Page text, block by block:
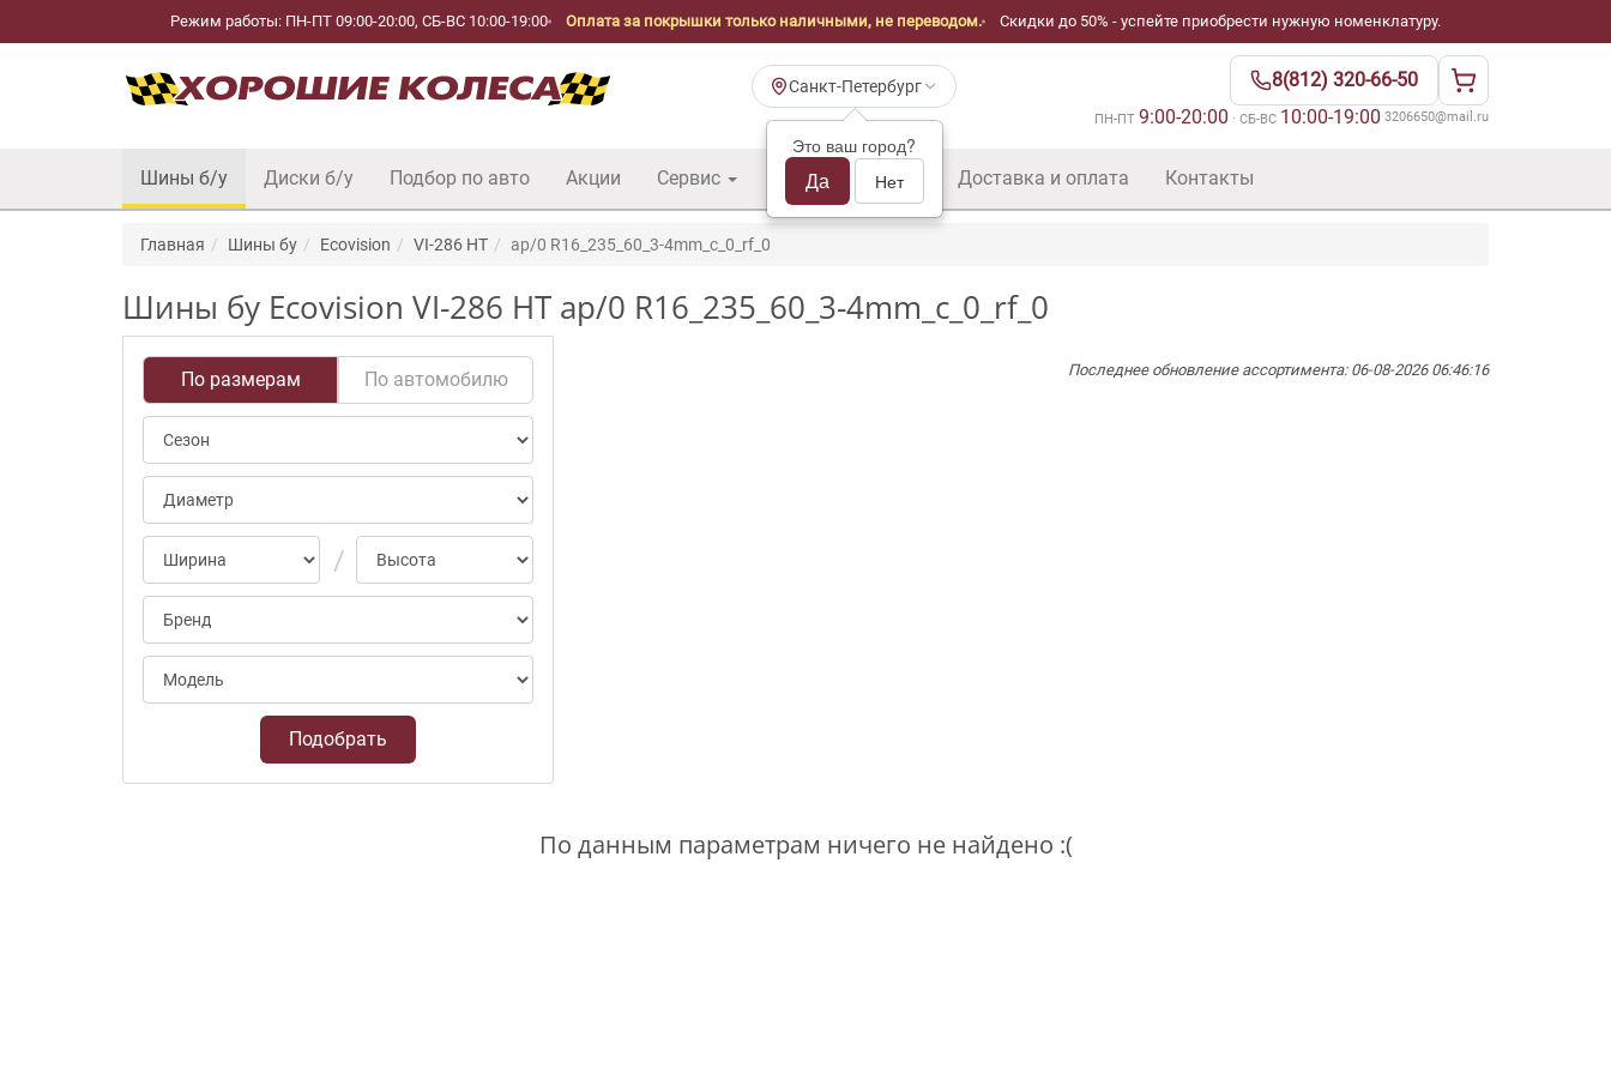
Режим работы: ПН-ПТ 09:00-20:00, СБ-ВС 10:00-19:00 Оплата за покрышки только наличными, не переводом. Скидки до 50% - успейте приобрести нужную номенклатуру.
Санкт-Петербург
Это ваш город?
Да Нет
8(812) 320-66-50
ПН-ПТ 9:00-20:00 · СБ-ВС 10:00-19:00·3206650@mail.ru
Шины б/у Диски б/у Подбор по авто Акции Сервис Шины б/у оптом Доставка и оплата Контакты
Главная Шины бу Ecovision VI-286 HT ap/0 R16_235_60_3-4mm_c_0_rf_0
Шины бу Ecovision VI-286 HT ap/0 R16_235_60_3-4mm_c_0_rf_0
По размерам По автомобилю
Подобрать
Последнее обновление ассортимента: 06-08-2026 06:46:16
По данным параметрам ничего не найдено :(